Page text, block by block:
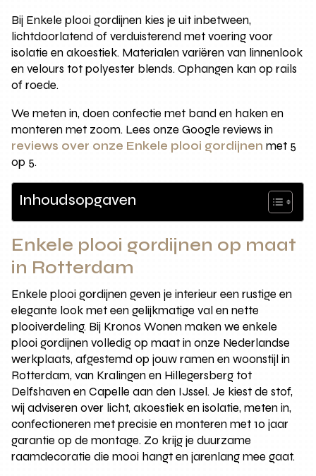
Bij Enkele plooi gordijnen kies je uit inbetween,
lichtdoorlatend of verduisterend met voering voor
isolatie en akoestiek. Materialen variëren van linnenlook
en velours tot polyester blends. Ophangen kan op rails
of roede.
We meten in, doen confectie met band en haken en
monteren met zoom. Lees onze Google reviews in
reviews over onze Enkele plooi gordijnen met 5
op 5.
Inhoudsopgaven
Enkele plooi gordijnen op maat
in Rotterdam
Enkele plooi gordijnen geven je interieur een rustige en
elegante look met een gelijkmatige val en nette
plooiverdeling. Bij Kronos Wonen maken we enkele
plooi gordijnen volledig op maat in onze Nederlandse
werkplaats, afgestemd op jouw ramen en woonstijl in
Rotterdam, van Kralingen en Hillegersberg tot
Delfshaven en Capelle aan den IJssel. Je kiest de stof,
wij adviseren over licht, akoestiek en isolatie, meten in,
confectioneren met precisie en monteren met 10 jaar
garantie op de montage. Zo krijg je duurzame
raamdecoratie die mooi hangt en jarenlang mee gaat.